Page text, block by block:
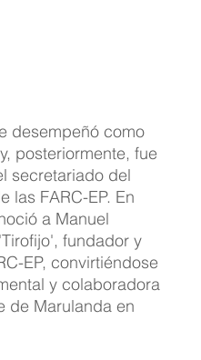
desempeñó como
posteriormente, fue
secretariado del
las FARC-EP. En
a Manuel
fundador y
EP, convirtiéndose
y colaboradora
de Marulanda en